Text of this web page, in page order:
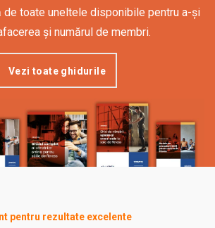
toate uneltele disponibile pentru a-și
și numărul de membri.
Vezi toate ghidurile
pentru rezultate excelente